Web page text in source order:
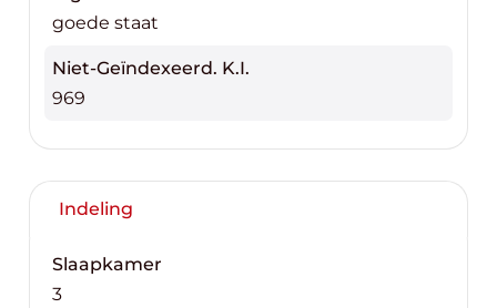
goede staat
Niet-Geïndexeerd. K.I.
969
Indeling
Slaapkamer
3